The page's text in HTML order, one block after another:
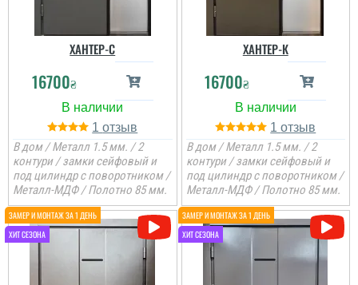
ХАНТЕР-С
16700₴
1
В дом / Металл 1.5 мм. / 2
контури / замки сейфовый и
под цилиндр с поворотником /
Металл-МДФ / Полотно 85 мм.
ХАНТЕР-К
16700₴
1
В дом / Металл 1.5 мм. / 2
контури / замки сейфовый и
под цилиндр с поворотником /
Металл-МДФ / Полотно 85 мм.